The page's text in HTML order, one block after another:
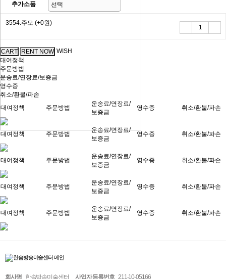
추가소품
3554.주모 (+0원)
WISH
대여정책
주문방법
운송료/연장료/보증금
영수증
취소/환불/파손
대여정책
주문방법
운송료/연장료/
보증금
영수증 취소/환불/파손
대여정책 주문방법
운송료/연장료/
보증금
영수증 취소/환불/파손
대여정책 주문방법
운송료/연장료/
보증금
영수증 취소/환불/파손
대여정책 주문방법
운송료/연장료/
보증금
영수증 취소/환불/파손
대여정책 주문방법
운송료/연장료/
보증금
영수증 취소/환불/파손
회사명 한솜방송미술센터 사업자 등록번호 211-10-05166